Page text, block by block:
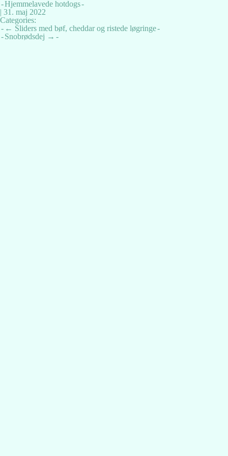
Hjemmelavede hotdogs
| 31. maj 2022
Categories:
Indlægsnavigation
← Sliders med bøf, cheddar og ristede løgringe
Snobrødsdej →